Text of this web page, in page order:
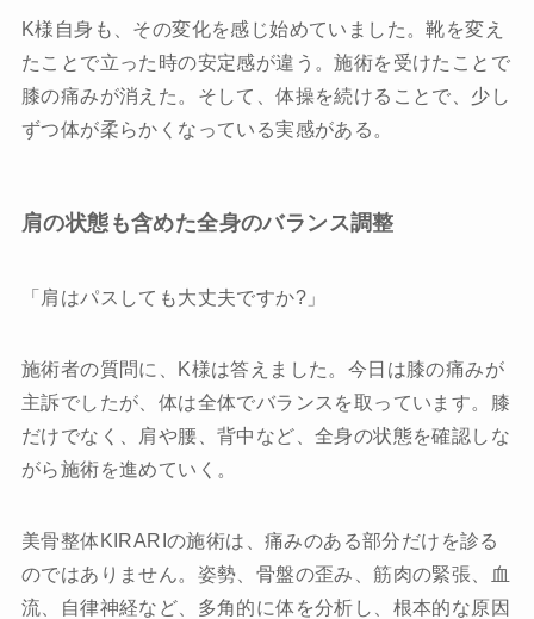
K様自身も、その変化を感じ始めていました。靴を変え
たことで立った時の安定感が違う。施術を受けたことで
膝の痛みが消えた。そして、体操を続けることで、少し
ずつ体が柔らかくなっている実感がある。
肩の状態も含めた全身のバランス調整
「肩はパスしても大丈夫ですか?」
施術者の質問に、K様は答えました。今日は膝の痛みが
主訴でしたが、体は全体でバランスを取っています。膝
だけでなく、肩や腰、背中など、全身の状態を確認しな
がら施術を進めていく。
美骨整体KIRARIの施術は、痛みのある部分だけを診る
のではありません。姿勢、骨盤の歪み、筋肉の緊張、血
流、自律神経など、多角的に体を分析し、根本的な原因